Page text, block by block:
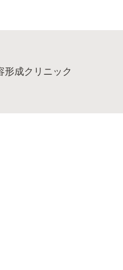
形成クリニック